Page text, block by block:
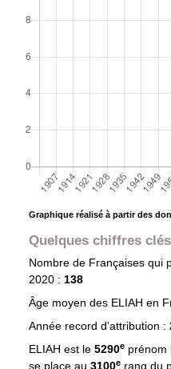
Graphique réalisé à partir des
Quelques chiffres
Nombre de Françaises qui
2020 : 138
Âge moyen des ELIAH en
Année record d’attribution :
ELIAH est le 5290eprénom
se place au 3100e rang du